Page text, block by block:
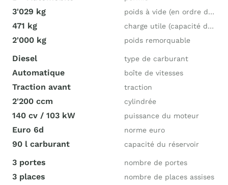
3'029 kg poids à vide (en ordre de marche)
471 kg charge utile (capacité de charge)
2'000 kg poids remorquable
Diesel type de carburant
Automatique boîte de vitesses
Traction avant traction
2'200 ccm cylindrée
140 cv / 103 kW puissance du moteur
Euro 6d norme euro
90 l carburant capacité du réservoir
3 portes nombre de portes
3 places nombre de places assises